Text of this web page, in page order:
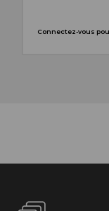
Connectez-vous